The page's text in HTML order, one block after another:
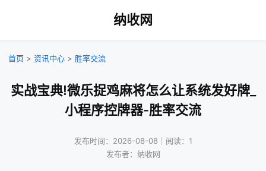
纳收网
首页 > 资讯中心 > 胜率交流
实战宝典!微乐捉鸡麻将怎么让系统发好牌_
小程序控牌器-胜率交流
发布时间：2026-08-08｜阅读：1
发布者：纳收网